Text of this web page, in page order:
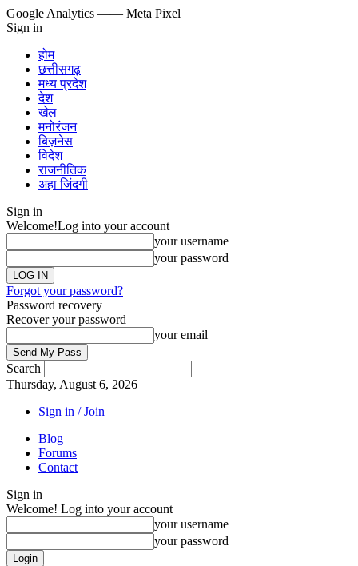
Google Analytics —— Meta Pixel
Sign in
होम
छत्तीसगढ़
मध्य प्रदेश
देश
खेल
मनोरंजन
बिज़नेस
विदेश
राजनीतिक
अहा जिंदगी
Sign in
Welcome!Log into your account
your username
your password
Forgot your password?
Password recovery
Recover your password
your email
Search
Thursday, August 6, 2026
Sign in / Join
Blog
Forums
Contact
Sign in
Welcome! Log into your account
your username
your password